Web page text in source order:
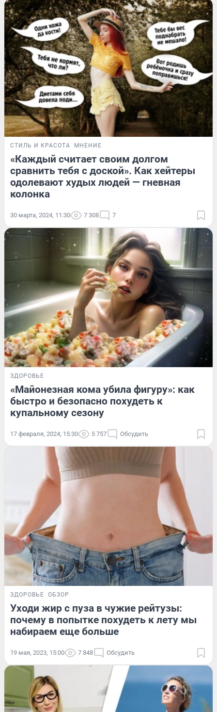
СТИЛЬ И КРАСОТА МНЕНИЕ
«Каждый считает своим долгом
сравнить тебя с доской». Как хейтеры
одолевают худых людей — гневная
колонка
30 марта, 2024, 11:30 7 308 7
ЗДОРОВЬЕ
«Майонезная кома убила фигуру»: как
быстро и безопасно похудеть к
купальному сезону
17 февраля, 2024, 15:30 5 757 Обсудить
ЗДОРОВЬЕ ОБЗОР
Уходи жир с пуза в чужие рейтузы:
почему в попытке похудеть к лету мы
набираем еще больше
19 мая, 2023, 15:00 7 848 Обсудить